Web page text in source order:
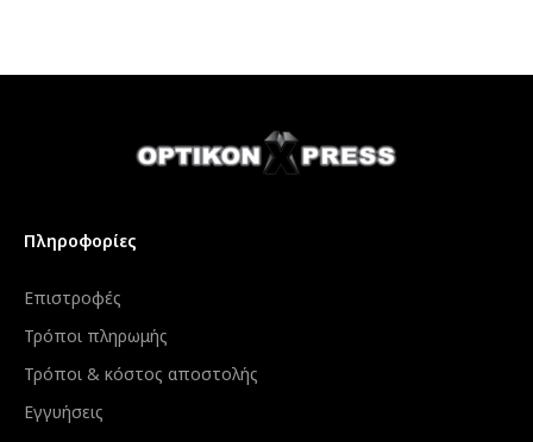
Πληροφορίες
Επιστροφές
Τρόποι πληρωμής
Τρόποι & κόστος αποστολής
Εγγυήσεις